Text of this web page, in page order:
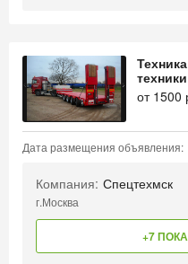
от 1500
Дата размещения объявления:
Компания: Спецтехмск
г.Москва
+7